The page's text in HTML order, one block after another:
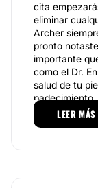
cita
eliminar
Archer
pronto
importante
como el Dr.
salud de tu
en cada
solución de
LEER MÁS